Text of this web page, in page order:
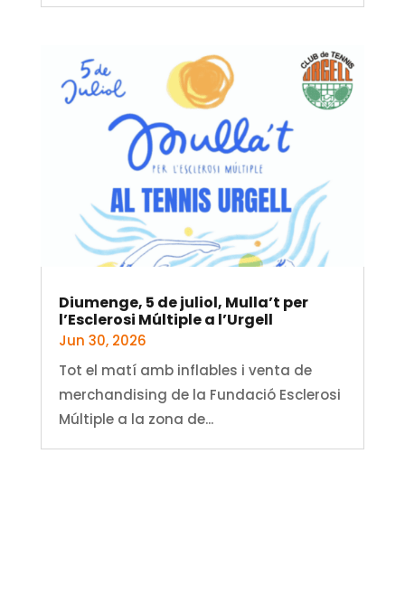
Diumenge, 5 de juliol, Mulla’t per
l’Esclerosi Múltiple a l’Urgell
Jun 30, 2026
Tot el matí amb inflables i venta de
merchandising de la Fundació Esclerosi
Múltiple a la zona de...